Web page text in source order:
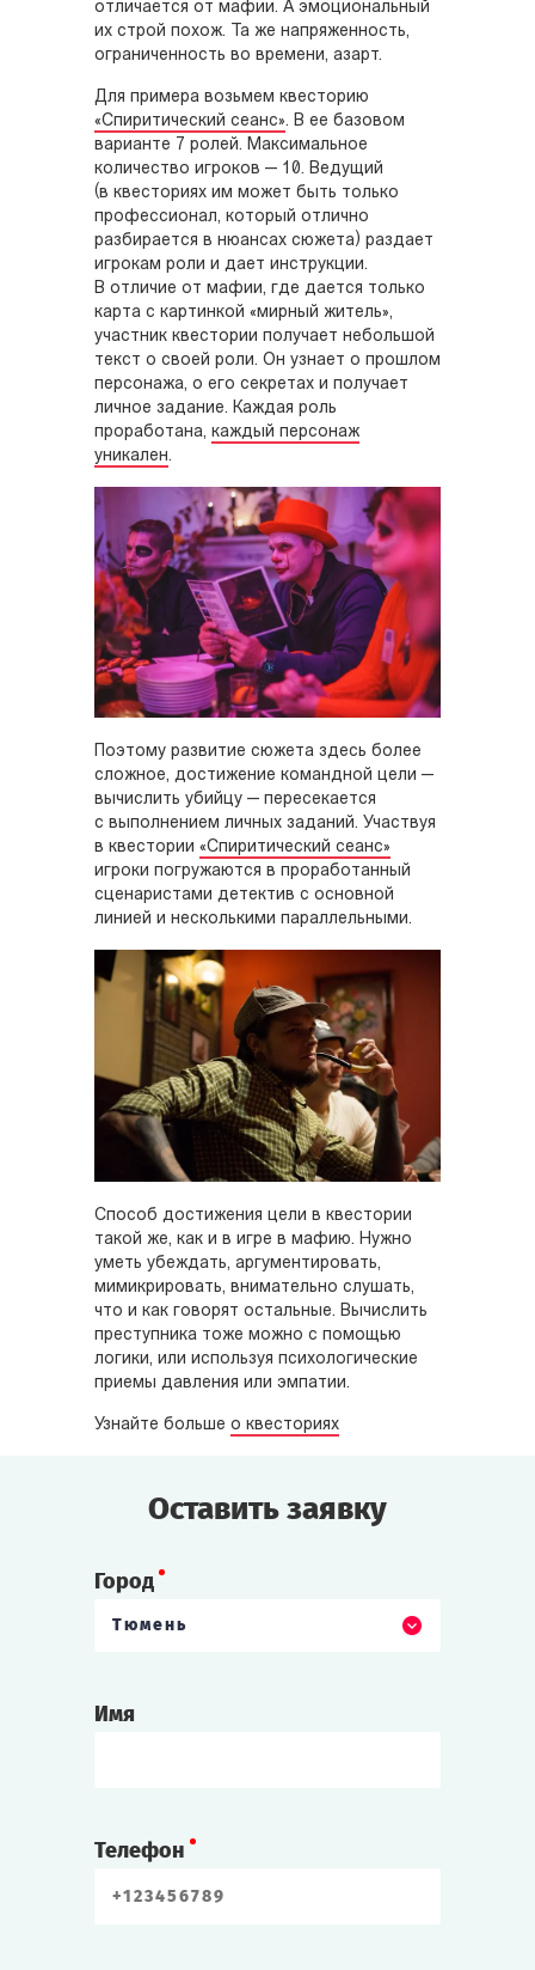
отличается от мафии. А эмоциональный
их строй похож. Та же напряженность,
ограниченность во времени, азарт.
Для примера возьмем квесторию
«Спиритический сеанс». В ее базовом
варианте 7 ролей. Максимальное
количество игроков — 10. Ведущий
(в квесториях им может быть только
профессионал, который отлично
разбирается в нюансах сюжета) раздает
игрокам роли и дает инструкции.
В отличие от мафии, где дается только
карта с картинкой «мирный житель»,
участник квестории получает небольшой
текст о своей роли. Он узнает о прошлом
персонажа, о его секретах и получает
личное задание. Каждая роль
проработана, каждый персонаж
уникален.
Поэтому развитие сюжета здесь более
сложное, достижение командной цели —
вычислить убийцу — пересекается
с выполнением личных заданий. Участвуя
в квестории «Спиритический сеанс»
игроки погружаются в проработанный
сценаристами детектив с основной
линией и несколькими параллельными.
Способ достижения цели в квестории
такой же, как и в игре в мафию. Нужно
уметь убеждать, аргументировать,
мимикрировать, внимательно слушать,
что и как говорят остальные. Вычислить
преступника тоже можно с помощью
логики, или используя психологические
приемы давления или эмпатии.
Узнайте больше о квесториях
Оставить заявку
Город
Тюмень
Имя
Телефон